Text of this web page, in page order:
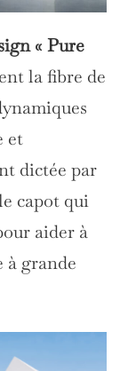
« Pure
la fibre de
et
dictée par
capot qui
aider à
à grande